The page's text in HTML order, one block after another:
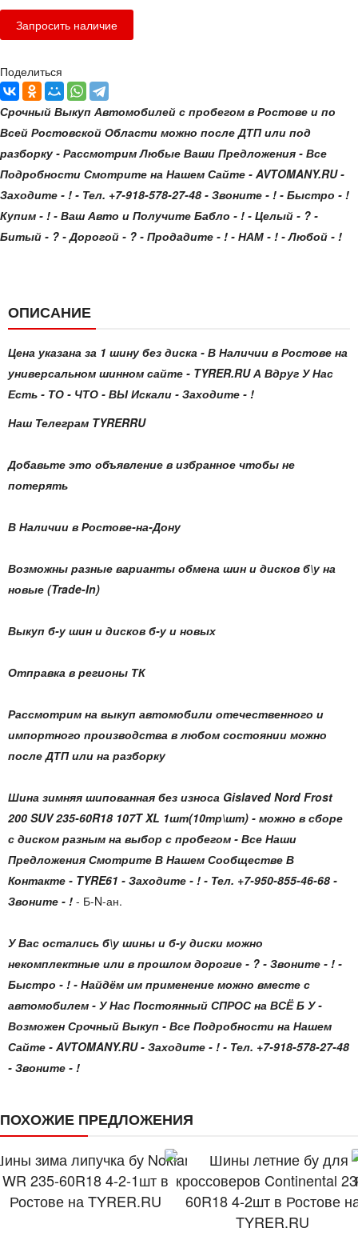
Поделиться
Срочный Выкуп Автомобилей с пробегом в Ростове и по
Всей Ростовской Области можно после ДТП или под
разборку - Рассмотрим Любые Ваши Предложения - Все
Подробности Смотрите на Нашем Сайте - AVTOMANY.RU -
Заходите - ! - Тел. +7-918-578-27-48 - Звоните - ! - Быстро - !
Купим - ! - Ваш Авто и Получите Бабло - ! - Целый - ? -
Битый - ? - Дорогой - ? - Продадите - ! - НАМ - ! - Любой - !
ОПИСАНИЕ
Цена указана за 1 шину без диска - В Наличии в Ростове на
универсальном шинном сайте - TYRER.RU А Вдруг У Нас
Есть - ТО - ЧТО - ВЫ Искали - Заходите - !
Наш Телеграм TYRERRU
Добавьте это объявление в избранное чтобы не
потерять
В Наличии в Ростове-на-Дону
Возможны разные варианты обмена шин и дисков б\у на
новые (Trade-In)
Выкуп б-у шин и дисков б-у и новых
Отправка в регионы ТК
Рассмотрим на выкуп автомобили отечественного и
импортного производства в любом состоянии можно
после ДТП или на разборку
Шина зимняя шипованная без износа Gislaved Nord Frost
200 SUV 235-60R18 107T XL 1шт(10тр\шт) - можно в сборе
с диском разным на выбор с пробегом - Все Наши
Предложения Смотрите В Нашем Сообществе В
Контакте - TYRE61 - Заходите - ! - Тел. +7-950-855-46-68 -
Звоните - ! - Б-N-ан.
У Вас остались б\у шины и б-у диски можно
некомплектные или в прошлом дорогие - ? - Звоните - ! -
Быстро - ! - Найдём им применение можно вместе с
автомобилем - У Нас Постоянный СПРОС на ВСЁ Б У -
Возможен Срочный Выкуп - Все Подробности на Нашем
Сайте - AVTOMANY.RU - Заходите - ! - Тел. +7-918-578-27-48
- Звоните - !
ПОХОЖИЕ ПРЕДЛОЖЕНИЯ